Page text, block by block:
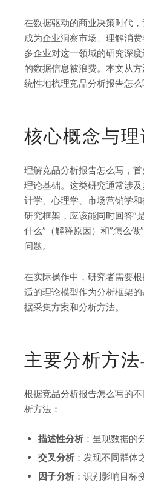
在数据驱动的商业决策时代
成为企业洞察市场、理解消
多企业对这一领域的研究深
的数据信息被浪费。本文从
统性地梳理竞品分析报告怎么
核心概念与理
理解竞品分析报告怎么写，
理论基础。这类研究通常涉
计学、心理学、市场营销学
研究框架，应该能同时回答”
什么”（解释原因）和”怎么
问题。
在实际操作中，研究者需要
适的理论模型作为分析框架
据采集方案和分析方法。
主要分析方
根据竞品分析报告怎么写的
析方法：
描述性分析：呈现数据的
交叉分析：发现不同群体
因子分析：识别影响目标